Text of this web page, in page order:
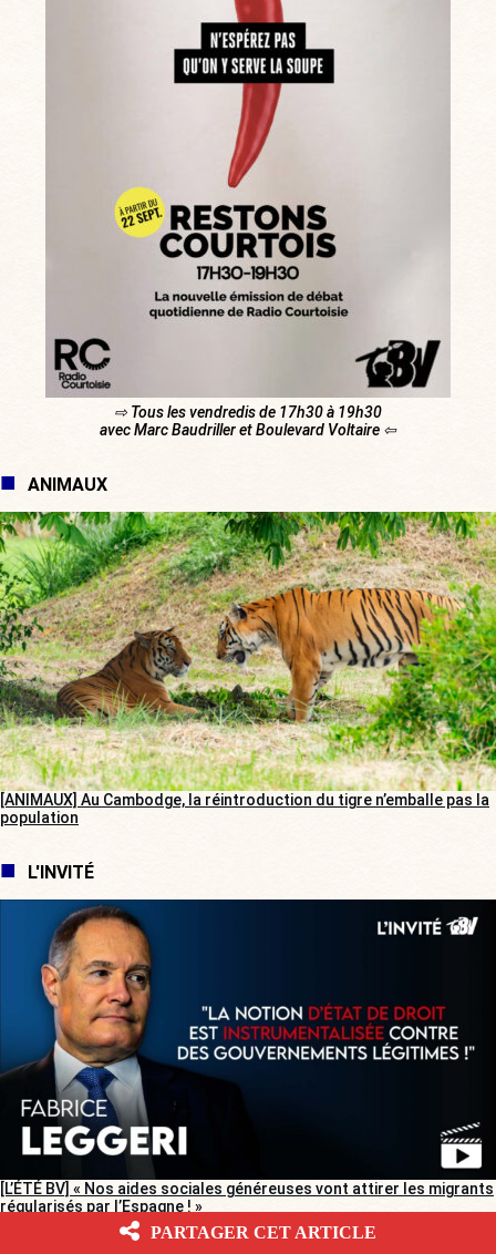
⇨ Tous les vendredis de 17h30 à 19h30
avec Marc Baudriller et Boulevard Voltaire ⇦
ANIMAUX
[ANIMAUX] Au Cambodge, la réintroduction du tigre n’emballe pas la
population
L'INVITÉ
[L’ÉTÉ BV] « Nos aides sociales généreuses vont attirer les migrants
régularisés par l’Espagne ! »
PARTAGER CET ARTICLE